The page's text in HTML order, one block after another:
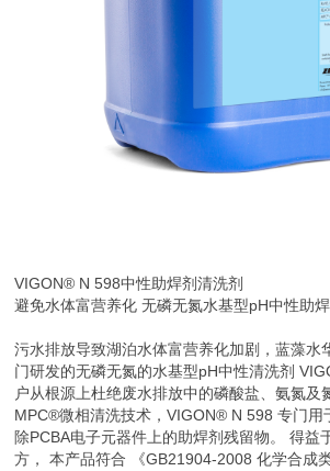
VIGON® N 598中性助焊剂清洗剂
避免水体富营养化 无磷无氮水基型pH中性助
污水排放导致湖泊水体富营养化加剧，蓝藻水
门研发的无磷无氮的水基型pH中性清洗剂
户从根源上杜绝废水排放中的磷酸盐、氨氮及
MPC®微相清洗技术，VIGON® N 598 专门用
除PCBA电子元器件上的助焊剂残留物。 得益
方， 本产品符合 《GB21904-2008 化学合成